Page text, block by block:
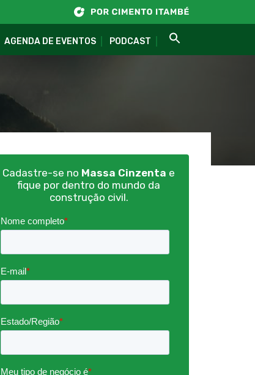
AGENDA DE EVENTOS PODCAST
Cadastre-se no Massa Cinzenta e
fique por dentro do mundo da
construção civil.